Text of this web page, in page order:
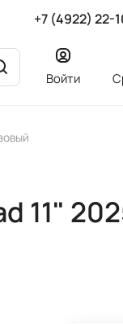
+7 (4922) 22-
Войти
11"